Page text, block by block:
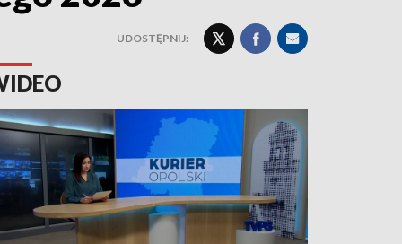
UDOSTĘPNIJ: